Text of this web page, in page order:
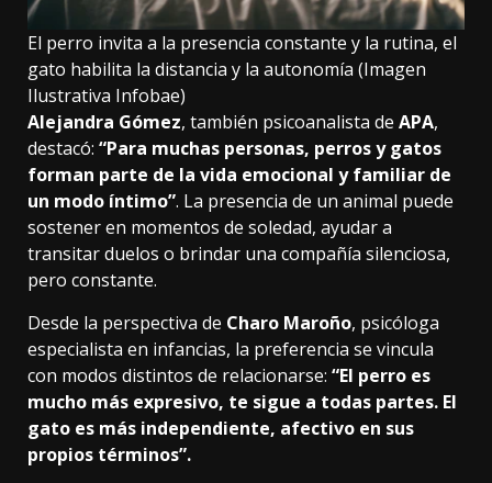
El perro invita a la presencia constante y la rutina, el
gato habilita la distancia y la autonomía (Imagen
Ilustrativa Infobae)
Alejandra Gómez, también psicoanalista de APA,
destacó: “Para muchas personas, perros y gatos
forman parte de la vida emocional y familiar de
un modo íntimo”. La presencia de un animal puede
sostener en momentos de soledad, ayudar a
transitar duelos o brindar una compañía silenciosa,
pero constante.
Desde la perspectiva de Charo Maroño, psicóloga
especialista en infancias, la preferencia se vincula
con modos distintos de relacionarse: “El perro es
mucho más expresivo, te sigue a todas partes. El
gato es más independiente, afectivo en sus
propios términos”.